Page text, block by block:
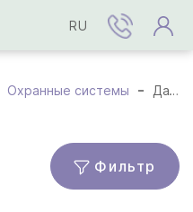
RU
Охранные системы Датчики и детекторы
Фильтр